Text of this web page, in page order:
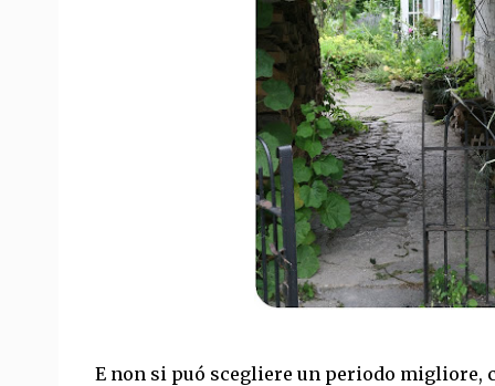
E non si puó scegliere un periodo migliore,